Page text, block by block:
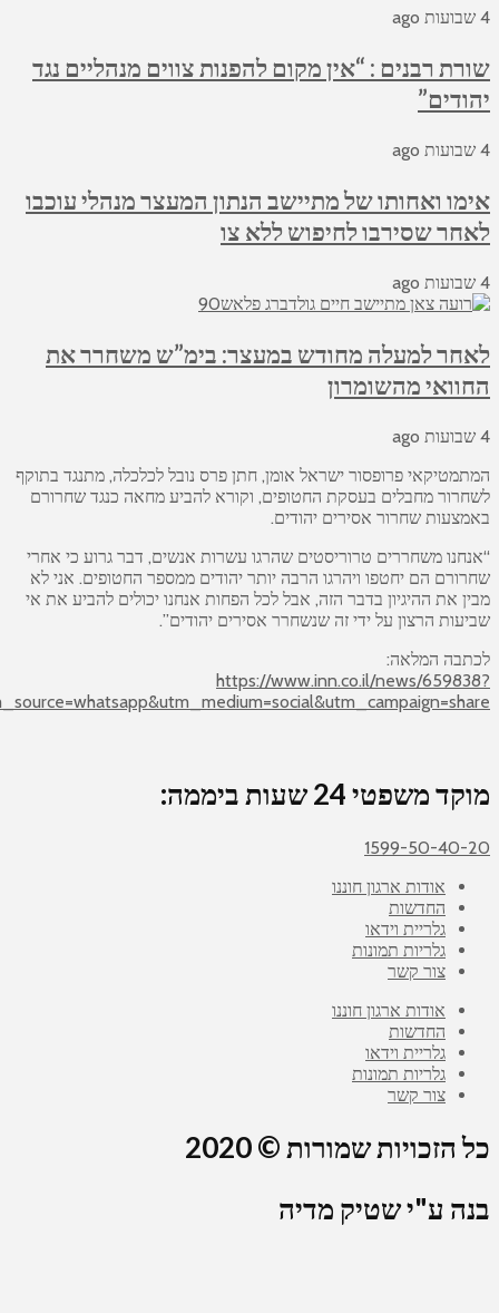
רבנים : “אין מקום להפנות צווים מנהליים נגד
ואחותו של מתיישב הנתון המעצר מנהלי עוכבו
שסירבו לחיפוש ללא צו
למעלה מחודש במעצר: בימ”ש משחרר את
מהשומרון
פרופסור ישראל אומן, חתן פרס נובל לכלכלה, מתנגד בתוקף
מחבלים בעסקת החטופים, וקורא להביע מחאה כנגד שחרורם
שחרור אסירים יהודים.
משחררים טרוריסטים שהרגו עשרות אנשים, דבר גרוע כי אחרי
הם יחטפו ויהרגו הרבה יותר יהודים ממספר החטופים. אני לא
את ההיגיון בדבר הזה, אבל לכל הפחות אנחנו יכולים להביע את אי
הרצון על ידי זה שנשחרר אסירים יהודים”.
המלאה:
https://www.inn.co.il/news/
משפטי 24 שעות ביממה:
1599-50-
אודות ארגון חוננו
החדשות
גלריית וידאו
גלריות תמונות
צור קשר
אודות ארגון חוננו
החדשות
גלריית וידאו
גלריות תמונות
צור קשר
הזכויות שמורות © 2020
ע"י שטיק מדיה